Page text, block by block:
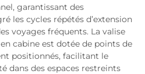
garantissant des
les cycles répétés d’extension
voyages fréquents. La valise
cabine est dotée de points de
positionnés, facilitant le
dans des espaces restreints